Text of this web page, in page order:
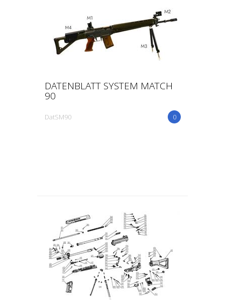
DATENBLATT SYSTEM MATCH
90
0
DatSM90